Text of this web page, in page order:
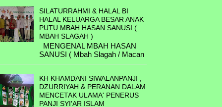
B.4.3.B. Chabibah binti Abdul Karim &
H. Zain
B.4.3.C. Arbiyah binti Abdul Karim &
& Asmuni
B.4.3.E. Chalimah binti Abdul Karim &
Mustahal
sebagai salah satu cucu penerus
perju...
SILATURRAHMI & HALAL BI
HALAL KELUARGA BESAR ANAK
PUTU MBAH HASAN SANUSI (
MBAH SLAGAH )
MENGENAL MBAH HASAN
SANUSI ( Mbah Slagah / Macan
Putih ) Mbah Hasan Sanusi di
Kecamatan Gondang Wetan -
Pasuruan ...
KH KHAMDANI SIWALANPANJI ,
DZURRIYAH & PERANAN DALAM
MENCETAK ULAMA' PENERUS
PANJI SYI'AR ISLAM